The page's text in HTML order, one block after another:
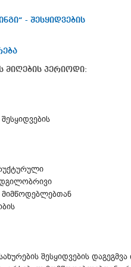
- შესყიდვების
მიღების პერიოდი:
მიმწოდებლებთან
შესყიდვების